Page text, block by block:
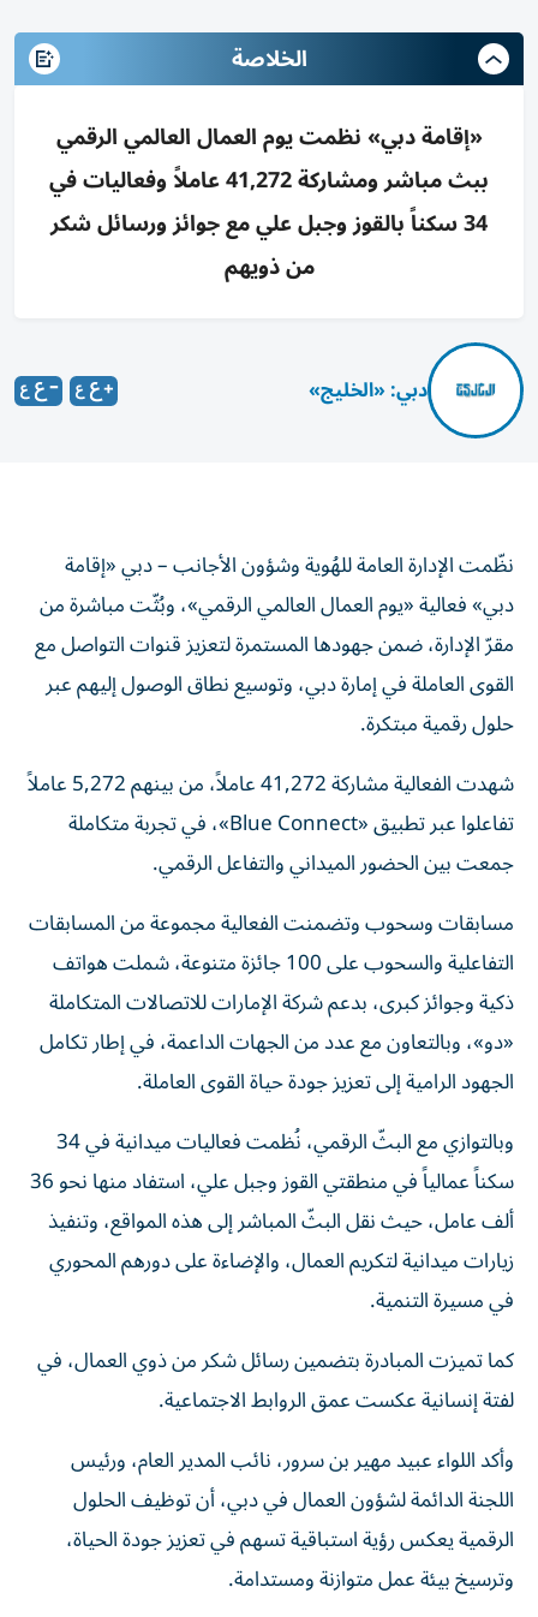
الخلاصة
«إقامة دبي» نظمت يوم العمال العالمي الرقمي
ببث مباشر ومشاركة 41,272 عاملاً وفعاليات في
34 سكناً بالقوز وجبل علي مع جوائز ورسائل شكر
من ذويهم
دبي: «الخليج»
نظّمت الإدارة العامة للهُوية وشؤون الأجانب – دبي «إقامة
دبي» فعالية «يوم العمال العالمي الرقمي»، وبُثّت مباشرة من
مقرّ الإدارة، ضمن جهودها المستمرة لتعزيز قنوات التواصل مع
القوى العاملة في إمارة دبي، وتوسيع نطاق الوصول إليهم عبر
حلول رقمية مبتكرة.
شهدت الفعالية مشاركة 41,272 عاملاً، من بينهم 5,272 عاملاً
تفاعلوا عبر تطبيق «Blue Connect»، في تجربة متكاملة
جمعت بين الحضور الميداني والتفاعل الرقمي.
مسابقات وسحوب وتضمنت الفعالية مجموعة من المسابقات
التفاعلية والسحوب على 100 جائزة متنوعة، شملت هواتف
ذكية وجوائز كبرى، بدعم شركة الإمارات للاتصالات المتكاملة
«دو»، وبالتعاون مع عدد من الجهات الداعمة، في إطار تكامل
الجهود الرامية إلى تعزيز جودة حياة القوى العاملة.
وبالتوازي مع البثّ الرقمي، نُظمت فعاليات ميدانية في 34
سكناً عمالياً في منطقتي القوز وجبل علي، استفاد منها نحو 36
ألف عامل، حيث نقل البثّ المباشر إلى هذه المواقع، وتنفيذ
زيارات ميدانية لتكريم العمال، والإضاءة على دورهم المحوري
في مسيرة التنمية.
كما تميزت المبادرة بتضمين رسائل شكر من ذوي العمال، في
لفتة إنسانية عكست عمق الروابط الاجتماعية.
وأكد اللواء عبيد مهير بن سرور، نائب المدير العام، ورئيس
اللجنة الدائمة لشؤون العمال في دبي، أن توظيف الحلول
الرقمية يعكس رؤية استباقية تسهم في تعزيز جودة الحياة،
وترسيخ بيئة عمل متوازنة ومستدامة.